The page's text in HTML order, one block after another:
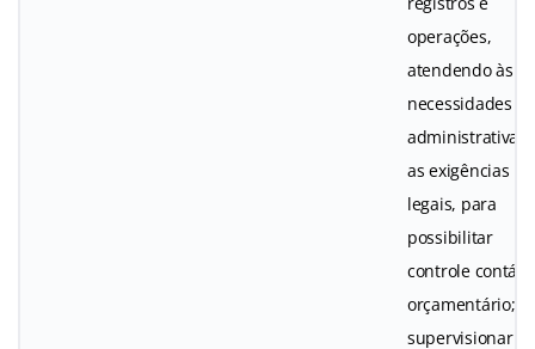
operações,
atendendo às
necessidades
administrativas
as exigências
legais, para
possibilitar
controle
orçamentário; 2)
supervisionar os